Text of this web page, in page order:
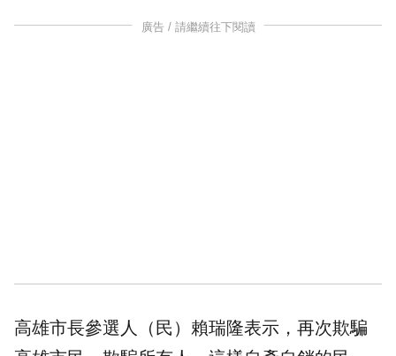
廣告 / 請繼續往下閱讀
高雄市長參選人（民）賴瑞隆表示，再次欺騙